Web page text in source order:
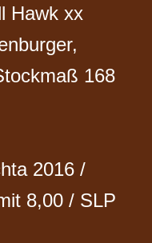
Hawk xx
168
2016 /
8,00 / SLP